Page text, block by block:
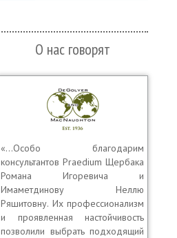
О нас говорят
«…Особо благодарим
консультантов Praedium Щербака
Романа Игоревича и
Имаметдинову Неллю
Ряшитовну. Их профессионализм
и проявленная настойчивость
позволили выбрать подходящий